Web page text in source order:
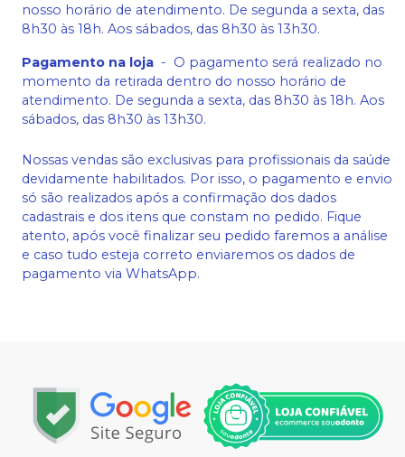
nosso horário de atendimento. De segunda a sexta, das
8h30 às 18h. Aos sábados, das 8h30 às 13h30.
Pagamento na loja - O pagamento será realizado no
momento da retirada dentro do nosso horário de
atendimento. De segunda a sexta, das 8h30 às 18h. Aos
sábados, das 8h30 às 13h30.
Nossas vendas são exclusivas para profissionais da saúde
devidamente habilitados. Por isso, o pagamento e envio
só são realizados após a confirmação dos dados
cadastrais e dos itens que constam no pedido. Fique
atento, após você finalizar seu pedido faremos a análise
e caso tudo esteja correto enviaremos os dados de
pagamento via WhatsApp.